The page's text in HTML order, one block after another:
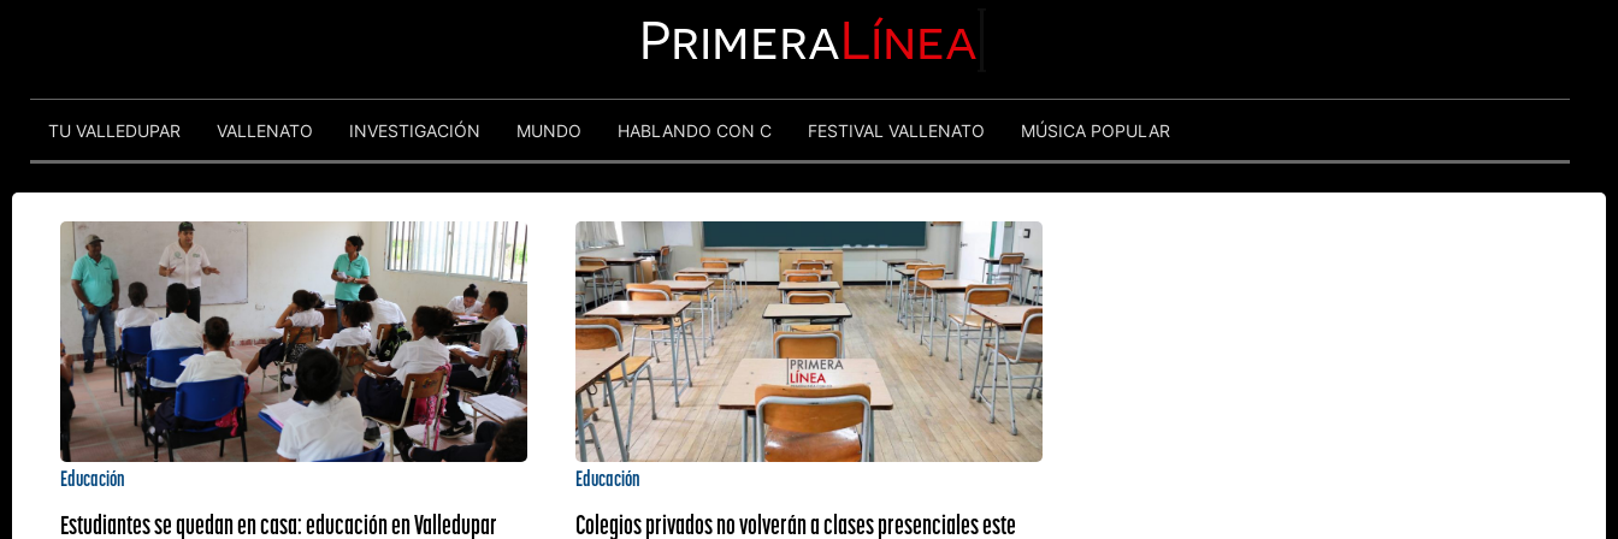
PrimeraLínea
TU VALLEDUPAR VALLENATO INVESTIGACIÓN MUNDO HABLANDO CON C FESTIVAL VALLENATO MÚSICA POPULAR
Educación
Estudiantes se quedan en casa: educación en Valledupar
Educación
Colegios privados no volverán a clases presenciales este